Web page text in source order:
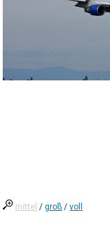
mittel /groß /voll